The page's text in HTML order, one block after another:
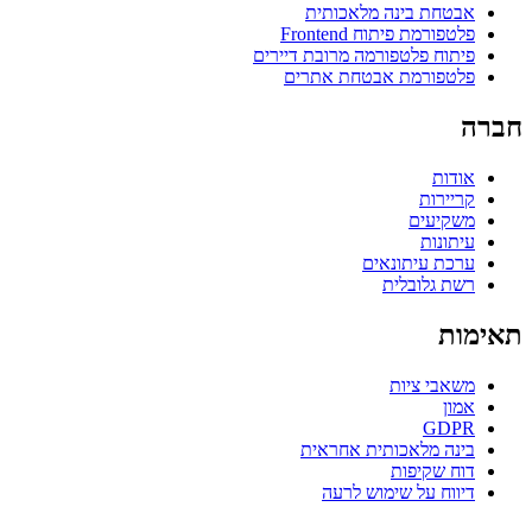
אבטחת בינה מלאכותית
פלטפורמת פיתוח Frontend
פיתוח פלטפורמה מרובת דיירים
פלטפורמת אבטחת אתרים
חברה
אודות
קריירות
משקיעים
עיתונות
ערכת עיתונאים
רשת גלובלית
תאימות
משאבי ציות
אמון
GDPR
בינה מלאכותית אחראית
דוח שקיפות
דיווח על שימוש לרעה